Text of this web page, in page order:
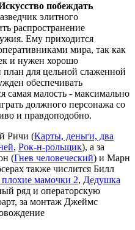
побеждать
элитного
распространение
Ему приходится
мира, так как
и нужен хорошо
для цельной слаженной
обеспечивать
самая малость - максимально
должного персонажа со
и правдоподобно.
Ричи (Карты, деньги, два
, Рок-н-рольщик), а за
(Гнев человеческий) и Марн
также числится Билл
мамочки 2, Дедушка
ряд и операторскую
за монтаж Джеймс